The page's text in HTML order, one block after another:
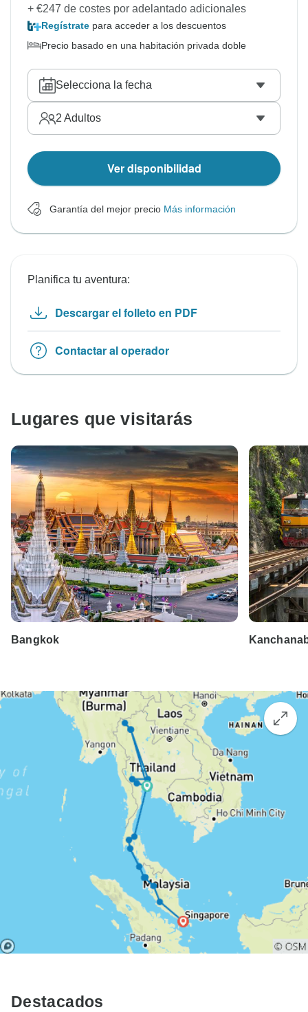
+ €247 de costes por adelantado adicionales
Regístrate para acceder a los descuentos
Precio basado en una habitación privada doble
Selecciona la fecha
2 Adultos
Ver disponibilidad
Garantía del mejor precio Más información
Planifica tu aventura:
Descargar el folleto en PDF
Contactar al operador
Lugares que visitarás
Bangkok
Destacados